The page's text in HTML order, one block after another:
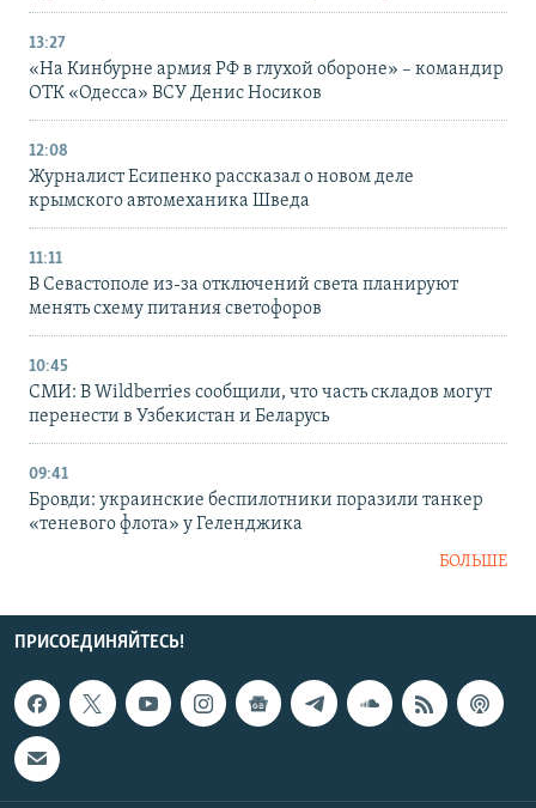
13:27
«На Кинбурне армия РФ в глухой обороне» – командир
ОТК «Одесса» ВСУ Денис Носиков
12:08
Журналист Есипенко рассказал о новом деле
крымского автомеханика Шведа
11:11
В Севастополе из-за отключений света планируют
менять схему питания светофоров
10:45
СМИ: В Wildberries сообщили, что часть складов могут
перенести в Узбекистан и Беларусь
09:41
Бровди: украинские беспилотники поразили танкер
«теневого флота» у Геленджика
БОЛЬШЕ
ПРИСОЕДИНЯЙТЕСЬ!